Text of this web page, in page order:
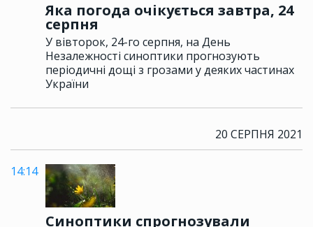
Яка погода очікується завтра, 24
серпня
У вівторок, 24-го серпня, на День
Незалежності синоптики прогнозують
періодичні дощі з грозами у деяких частинах
України
20 СЕРПНЯ 2021
14:14
Синоптики спрогнозували